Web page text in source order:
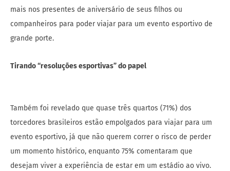
mais nos presentes de aniversário de seus filhos ou
companheiros para poder viajar para um evento esportivo de
grande porte.
Tirando “resoluções esportivas” do papel
Também foi revelado que quase três quartos (71%) dos
torcedores brasileiros estão empolgados para viajar para um
evento esportivo, já que não querem correr o risco de perder
um momento histórico, enquanto 75% comentaram que
desejam viver a experiência de estar em um estádio ao vivo.